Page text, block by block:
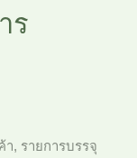
ร
, รายการบรรจุ